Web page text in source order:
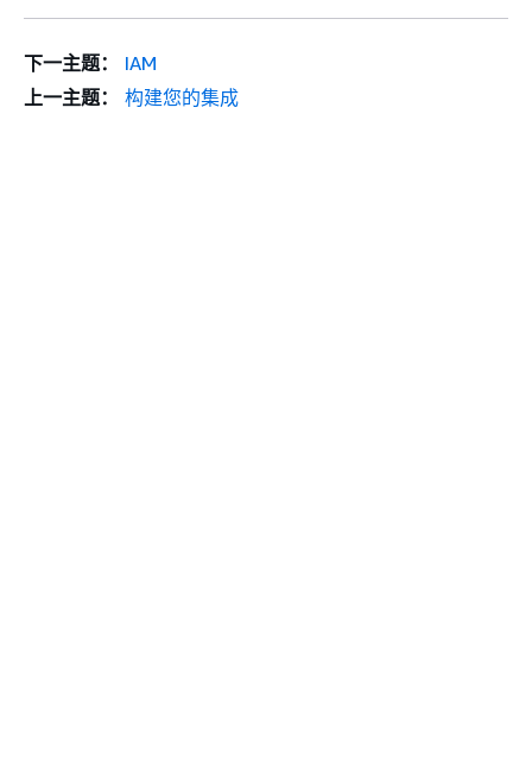
下一主题：
IAM
上一主题：
构建您的集成